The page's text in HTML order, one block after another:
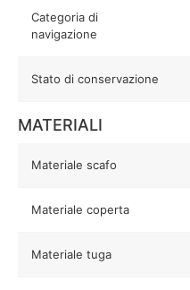
Categoria di
navigazione
Stato di conservazione
MATERIALI
Materiale scafo
Materiale coperta
Materiale tuga